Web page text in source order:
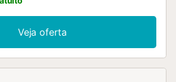
WC, ar condicionado e calefação a
terraço com 1 x 2 beliches (80 cm, 190
ar condicionado e calefação a ar
Ar condicionado, calefação por ar
mezanino. Andar superior: sala de
Veja oferta